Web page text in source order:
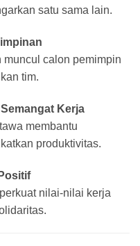
satu sama lain.
muncul calon pemimpin
tim.
Kerja
membantu
produktivitas.
nilai-nilai kerja